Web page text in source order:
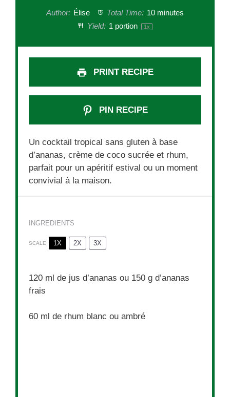
Author: Élise Total Time: 10 minutes
Yield: 1portion 1 x
PRINT RECIPE
PIN RECIPE
Un cocktail tropical sans gluten à base
d’ananas, crème de coco sucrée et rhum,
parfait pour un apéritif estival ou un moment
convivial à la maison.
INGREDIENTS
SCALE 1X 2X 3X
120 ml de jus d’ananas ou 150 g d’ananas
frais
60 ml de rhum blanc ou ambré